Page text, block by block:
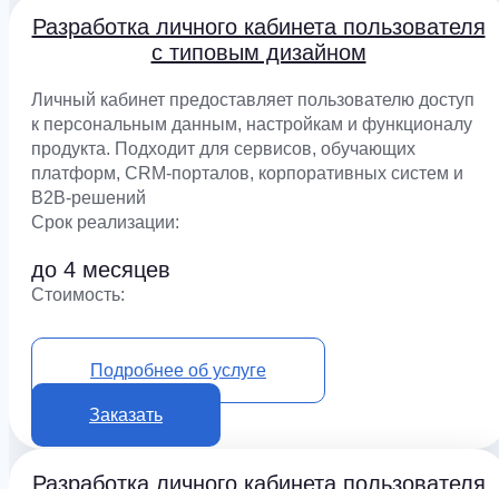
Разработка личного кабинета пользователя
с типовым дизайном
Личный кабинет предоставляет пользователю доступ
к персональным данным, настройкам и функционалу
продукта. Подходит для сервисов, обучающих
платформ, CRM-порталов, корпоративных систем и
B2B-решений
Срок реализации:
до 4 месяцев
Cтоимость:
от 1 500 000 ₽
Подробнее об услуге
Заказать
Разработка личного кабинета пользователя